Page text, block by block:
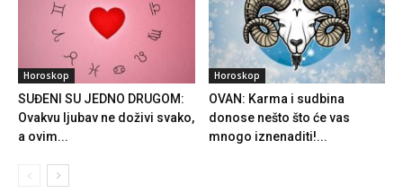
Horoskop
SUĐENI SU JEDNO DRUGOM:
Ovakvu ljubav ne doživi svako,
a ovim...
Horoskop
OVAN: Karma i sudbina
donose nešto što će vas
mnogo iznenaditi!...